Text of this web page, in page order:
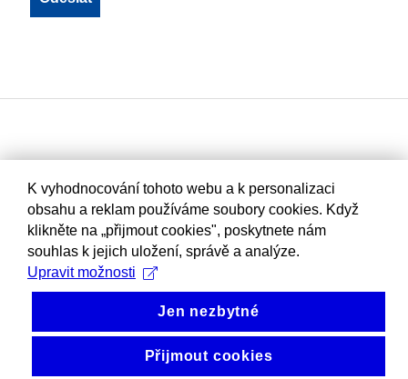
K vyhodnocování tohoto webu a k personalizaci
obsahu a reklam používáme soubory cookies. Když
klikněte na „přijmout cookies", poskytnete nám
souhlas k jejich uložení, správě a analýze.
Upravit možnosti
Jen nezbytné
Přijmout cookies